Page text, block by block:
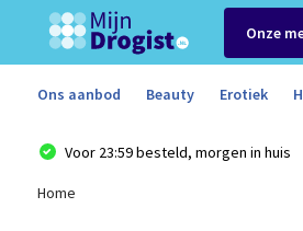
Onze
Ons aanbod Beauty Erotiek
Voor 23:59 besteld, morgen in huis
Home